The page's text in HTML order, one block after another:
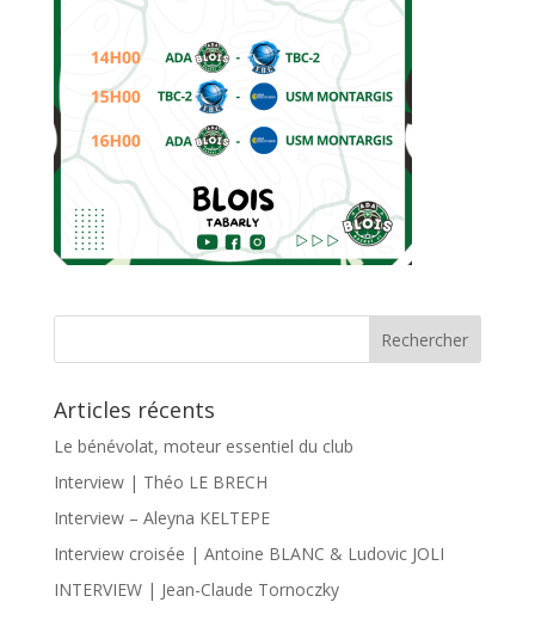
Articles récents
Le bénévolat, moteur essentiel du club
Interview | Théo LE BRECH
Interview – Aleyna KELTEPE
Interview croisée | Antoine BLANC & Ludovic JOLI
INTERVIEW | Jean-Claude Tornoczky